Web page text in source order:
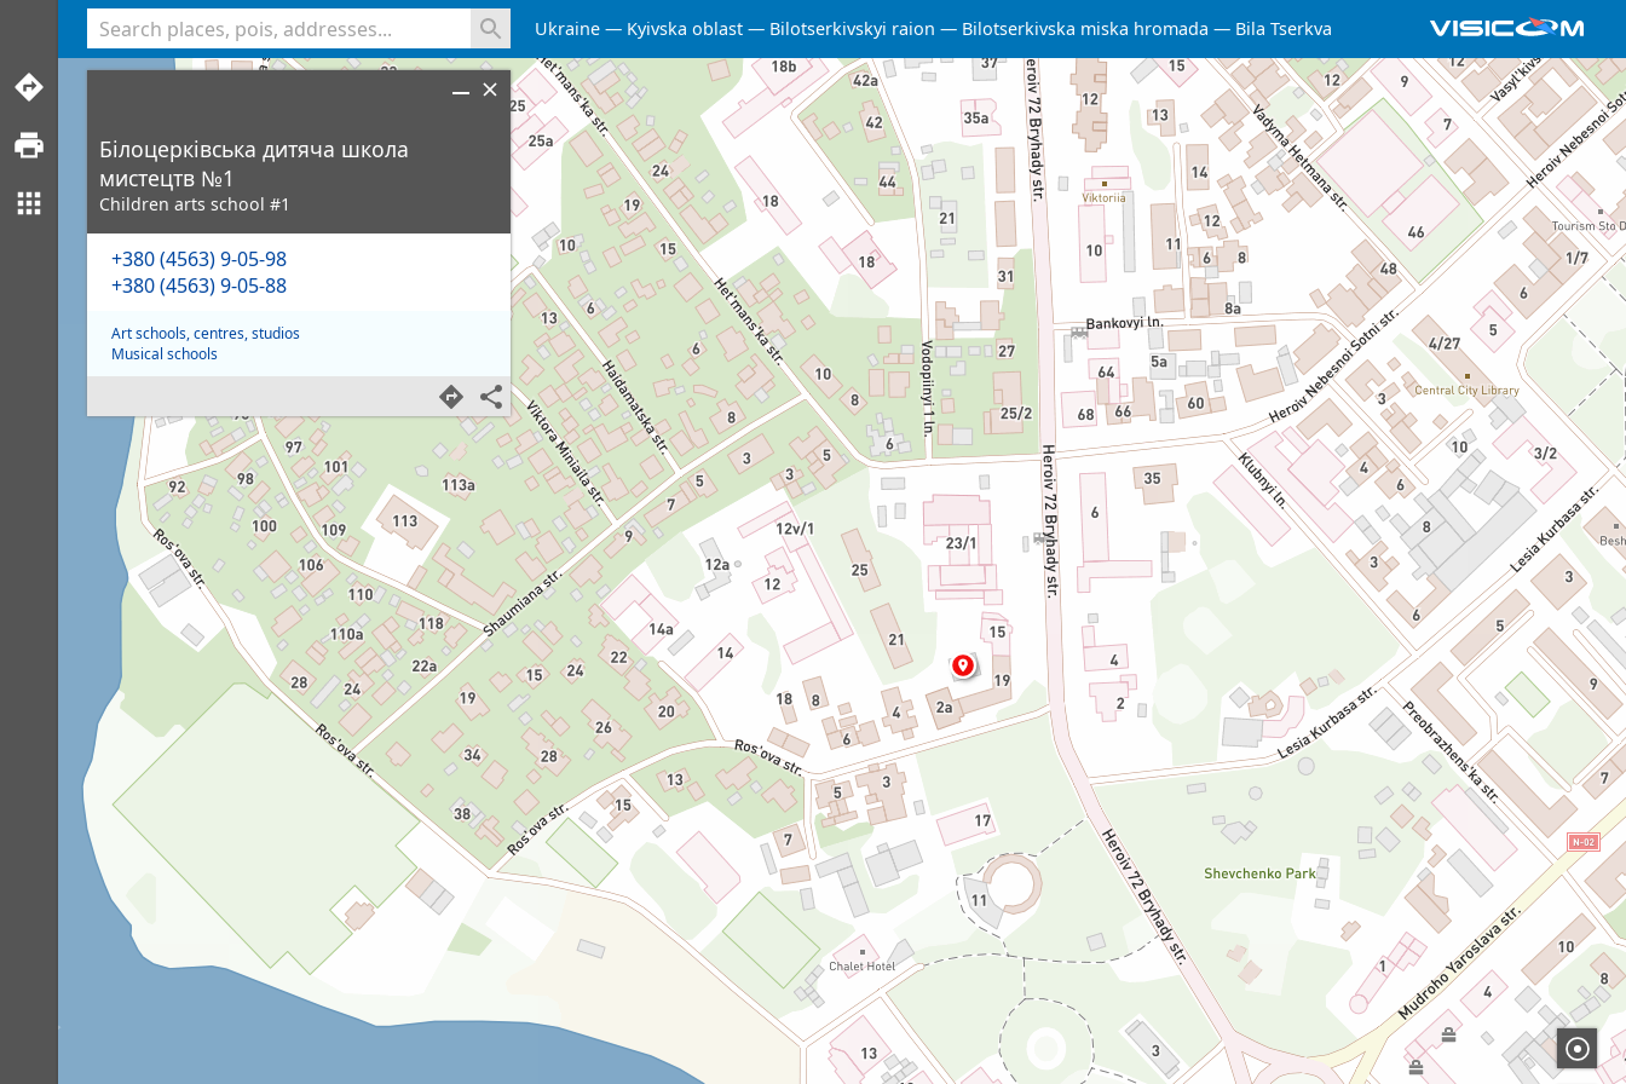
Ukraine Kyivska oblast Bilotserkivskyi raion Bilotserkivska miska hromada Bila Tserkva
Білоцерківська дитяча школа
мистецтв №1
Children arts school #1
+380 (4563) 9-05-98
+380 (4563) 9-05-88
Art schools, centres, studios
Musical schools
<% console.log(hcard) %>